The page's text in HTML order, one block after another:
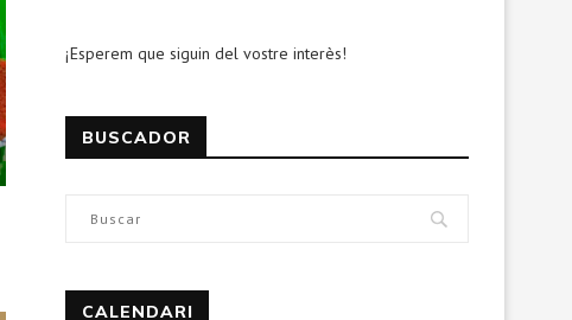
¡Esperem que siguin del vostre interès!
BUSCADOR
CALENDARI